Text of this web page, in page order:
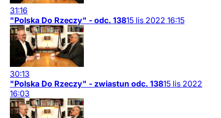
31:16
"Polska Do Rzeczy" - odc. 13815 lis 2022 16:15
30:13
"Polska Do Rzeczy" - zwiastun odc. 13815 lis 2022
16:03